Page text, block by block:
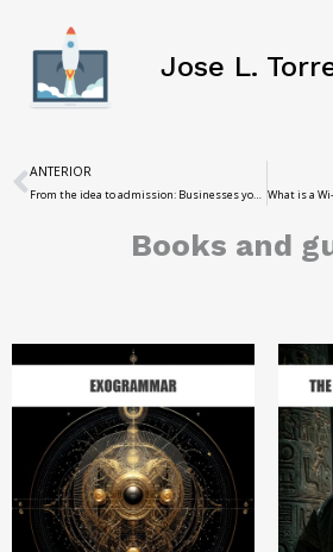
Jose L.
ANTERIOR
From the idea to admission: Businesses you can launch today with Chatgpt and Midjourney
Books and